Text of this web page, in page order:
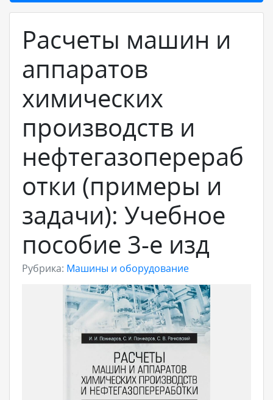
Добавить товар или услугу
Расчеты машин и
аппаратов
химических
производств и
нефтегазоперераб
отки (примеры и
задачи): Учебное
пособие 3-е изд
Рубрика: Машины и оборудование